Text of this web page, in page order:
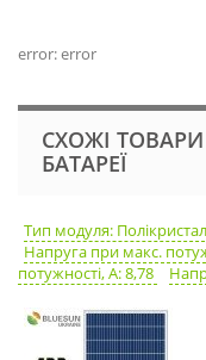
error: error
СХОЖІ ТОВАРИ
БАТАРЕЇ
Тип модуля: Полікристал
Напруга при макс.
потужності, А: 8,78